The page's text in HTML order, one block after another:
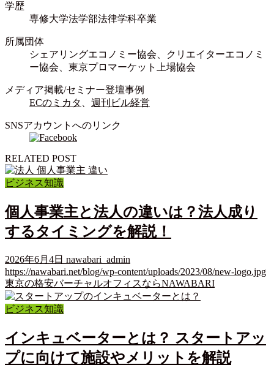
学歴
専修大学法学部法律学科卒業
所属団体
シェアリングエコノミー協会、クリエイターエコノミ
ー協会、東京プロマーケット上場協会
メディア掲載/セミナー登壇事例
ECのミカタ
週刊ビル経営
SNSアカウントへのリンク
RELATED POST
ビジネス知識
個人事業主と法人の違いは？法人成り
するタイミングを解説！
2026年6月4日 nawabari_admin
https://nawabari.net/blog/wp-content/uploads/2023/08/new-logo.jpg
東京の格安バーチャルオフィスならNAWABARI
ビジネス知識
インキュベーターとは？ スタートアッ
プに向けて施設やメリットを解説